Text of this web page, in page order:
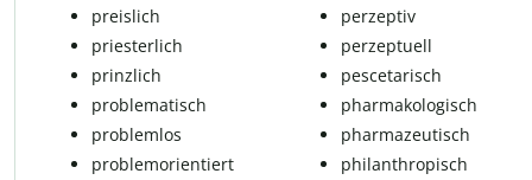
preislich
pries­ter­lich
prinz­lich
problematisch
problemlos
pro­b­lem­ori­en­tiert
perzeptiv
perzeptuell
pescetarisch
pharmakologisch
pharmazeutisch
philanthropisch